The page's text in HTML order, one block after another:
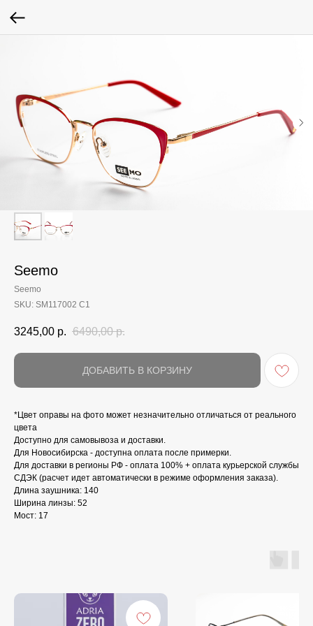
Seemo
Seemo
SKU: SM117002 C1
3245,00 р. 6490,00 р.
ДОБАВИТЬ В КОРЗИНУ
*Цвет оправы на фото может незначительно отличаться от реального
цвета
Доступно для самовывоза и доставки.
Для Новосибирска - доступна оплата после примерки.
Для доставки в регионы РФ - оплата 100% + оплата курьерской службы
СДЭК (расчет идет автоматически в режиме оформления заказа).
Длина заушника: 140
Ширина линзы: 52
Мост: 17